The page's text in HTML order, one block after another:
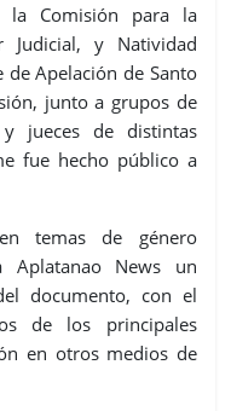
la Comisión para la
Judicial, y Natividad
de Apelación de Santo
junto a grupos de
jueces de distintas
fue hecho público a
temas de género
Aplatanao News un
documento, con el
de los principales
en otros medios de